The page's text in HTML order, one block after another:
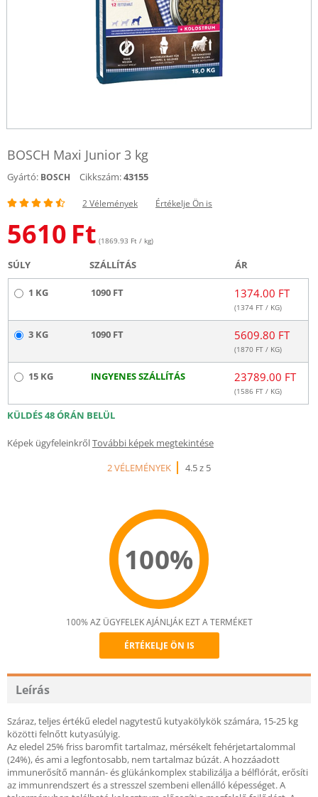
BOSCH Maxi Junior 3 kg
Gyártó: BOSCH Cikkszám:43155
2 Vélemények Értékelje Ön is
5610 Ft (1869.93 Ft / kg)
SÚLY SZÁLLÍTÁS ÁR
1 KG 1090 FT 1374.00 FT
(1374 FT / KG)
3 KG 1090 FT 5609.80 FT
(1870 FT / KG)
15 KG INGYENES SZÁLLÍTÁS 23789.00 FT
(1586 FT / KG)
KÜLDÉS 48 ÓRÁN BELÜL
Képek ügyfeleinkrőlTovábbi képek megtekintése
2 VÉLEMÉNYEK
4.5 z 5
100%
Recommend
100% AZ ÜGYFELEK AJÁNLJÁK EZT A TERMÉKET
ÉRTÉKELJE ÖN IS
Leírás
Száraz, teljes értékű eledel nagytestű kutyakölykök számára, 15-25 kg
közötti felnőtt kutyasúlyig.
Az eledel 25% friss baromfit tartalmaz, mérsékelt fehérjetartalommal
(24%), és ami a legfontosabb, nem tartalmaz búzát. A hozzáadott
immunerősítő mannán- és glükánkomplex stabilizálja a bélflórát, erősíti
az immunrendszert és a stresszel szembeni ellenálló képességet. A